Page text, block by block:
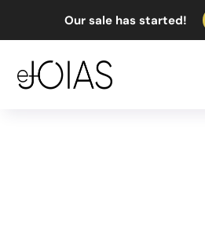
Our sale has started!